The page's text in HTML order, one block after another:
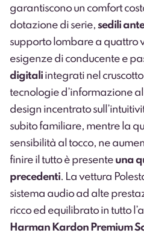
garantiscono un comfort
dotazione di serie, sedili
supporto lombare a quattro
esigenze di conducente e
digitali integrati nel
tecnologie d’informazione
design incentrato
subito familiare, mentre la
sensibilità al tocco, ne
finire il tutto è presente una
precedenti. La vettura
sistema audio ad alte
ricco ed equilibrato in tutto
Harman Kardon Premium